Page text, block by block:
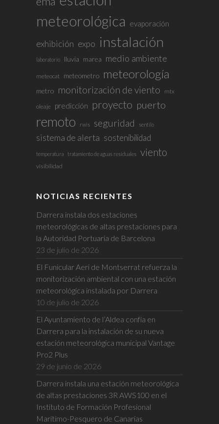
meteorológica
evaporación
exhibición expo instalación
laboratorio lluvia marea medio ambiente
meteocat meteometro meteorología
metro monitorización de viento mtx
oleaje predicción proyecto puerto
remoto rwis seguridad sentilo
sistema de alerta sostenibilidad
temperatura tratamiento de aguas residuales viento
visibilidad
NOTICIAS RECIENTES
Darrera instala dos estaciones
meteorológicas de altas prestaciones para
la Autoridad Portuaria de Barcelona
23 de julio de 2026
El Funicular Aeri de Montserrat refuerza la
monitorización ambiental con una estación
meteorológica instalada por Darrera
10 de julio de 2026
El Ayuntamiento de l’Aldea confía en
Darrera para la instalación de su nueva
estación meteorológica municipal Vantage
Pro2 Plus
29 de junio de 2026
Darrera instala una estación meteorológica
de altas prestaciones 3R AWS100 en el
Instituto de Formación Profesional
Marítimo-Pesquero de Canarias